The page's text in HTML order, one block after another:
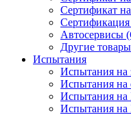
Сертификат
Сертификация
Автосервисы
Другие товары
Испытания
Испытания на
Испытания на
Испытания
Испытания